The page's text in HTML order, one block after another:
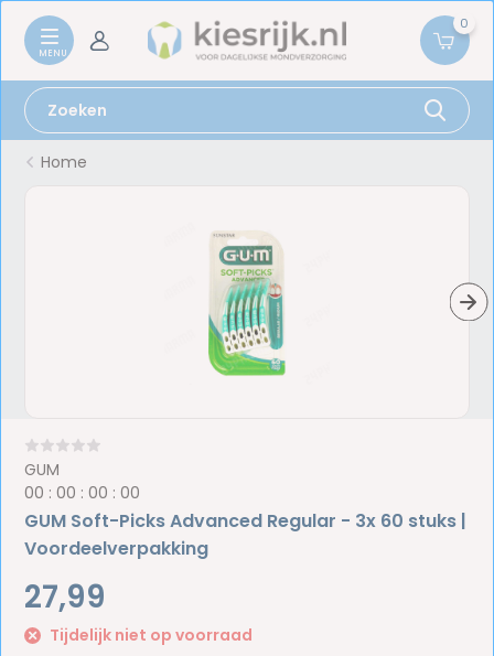
0
Home
GUM
00 :00 :00 :00
GUM Soft-Picks Advanced Regular - 3x 60 stuks |
Voordeelverpakking
27,99
Tijdelijk niet op voorraad